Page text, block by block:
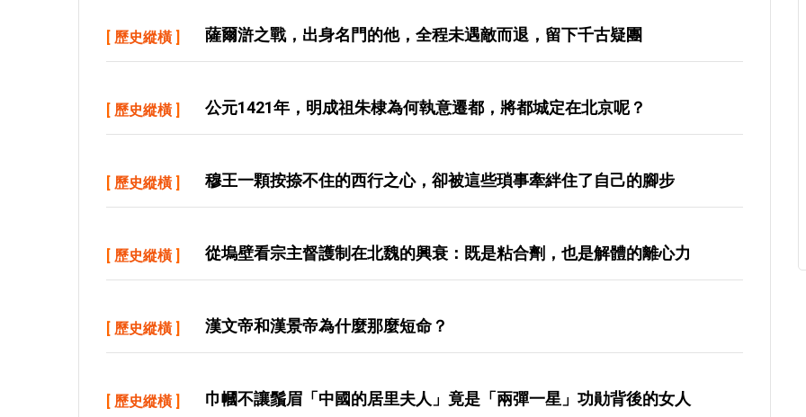
[ 歷史縱橫 ] 薩爾滸之戰，出身名門的他，全程未遇敵而退，留下千古疑團
[ 歷史縱橫 ] 公元1421年，明成祖朱棣為何執意遷都，將都城定在北京呢？
[ 歷史縱橫 ] 穆王一顆按捺不住的西行之心，卻被這些瑣事牽絆住了自己的腳步
[ 歷史縱橫 ] 從塢壁看宗主督護制在北魏的興衰：既是粘合劑，也是解體的離心力
[ 歷史縱橫 ] 漢文帝和漢景帝為什麼那麼短命？
[ 歷史縱橫 ] 巾幗不讓鬚眉「中國的居里夫人」竟是「兩彈一星」功勛背後的女人